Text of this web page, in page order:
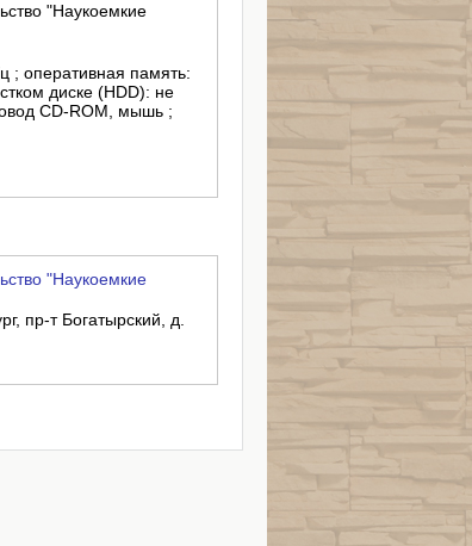
"Наукоемкие
; оперативная память:
диске (HDD): не
CD-ROM, мышь ;
"Наукоемкие
пр-т Богатырский, д.